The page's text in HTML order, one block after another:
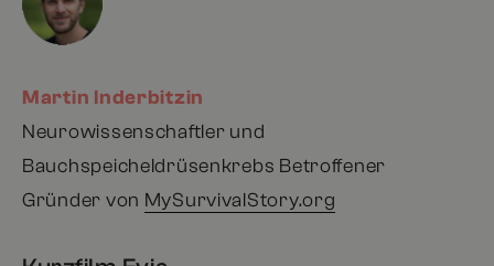
Martin Inderbitzin
Neurowissenschaftler und
Bauchspeicheldrüsenkrebs­ Betroffener
Gründer von MySurvivalStory.org